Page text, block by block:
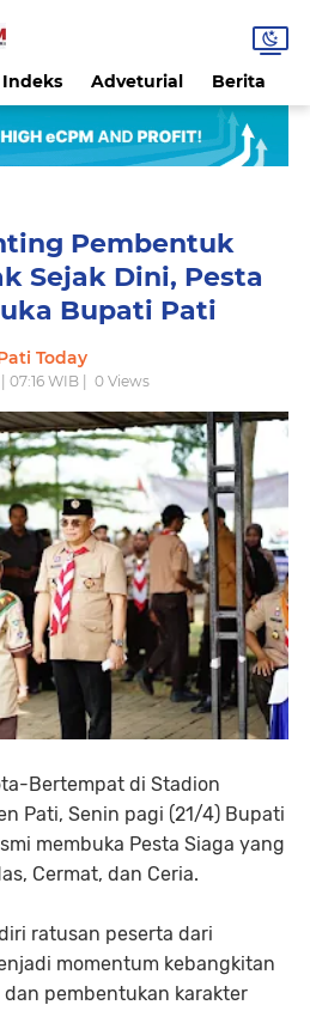
Indeks Adveturial Berita
Pembentuk
Sejak Dini, Pesta
Bupati Pati
Today
07:16 WIB | 0Views
Bertempat di Stadion
Pati, Senin pagi (21/4) Bupati
membuka Pesta Siaga yang
Cermat, dan Ceria.
ratusan peserta dari
momentum kebangkitan
pembentukan karakter